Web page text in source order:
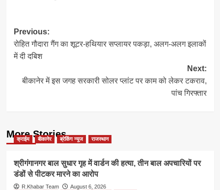
Post
navigation
Previous:
रोहित गौदारा गैंग का शूटर-हथियार सप्लायर पकड़ा, अलग-अलग इलाकों
में दी दबिश
Next:
बीकानेर में इस जगह सरकारी सोलर प्लांट पर काम को लेकर टकराव,
पांच गिरफ्तार
More Stories
क्राईम बीकानेर ब्रेकिंग न्यूज राजस्थान
श्रीगंगानगर बाल सुधार गृह में वार्डन की हत्या, तीन बाल अपचारियों पर
डंडों से पीटकर मारने का आरोप
R.Khabar Team
August 6, 2026